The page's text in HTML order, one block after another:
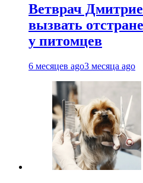
Ветврач
вызвать
у питомцев
6 месяцев ago3 месяца ago